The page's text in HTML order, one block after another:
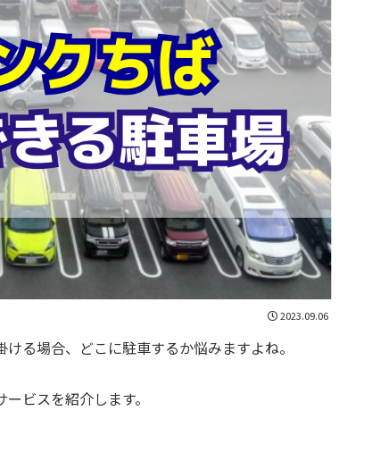
2023.09.06
る場合、どこに駐車するか悩みますよね。
ビスを紹介します。